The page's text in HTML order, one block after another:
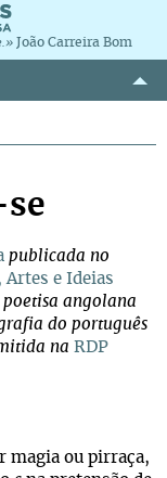
João Carreira Bom
publicada no
Artes e Ideias
angolana
do português
na RDP
magia ou pirraça,